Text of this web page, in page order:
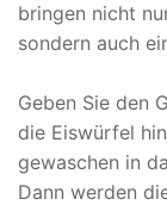
bringen nicht
sondern auch
Geben Sie den
die Eiswürfel
gewaschen in
Dann werden